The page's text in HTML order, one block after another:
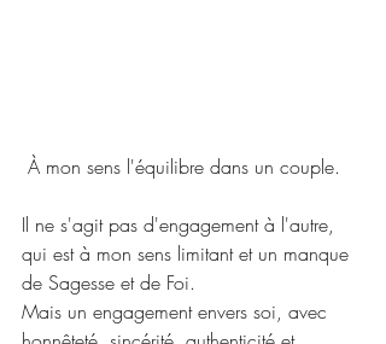
À mon sens l'équilibre dans un couple.
Il ne s'agit pas d'engagement à l'autre,
qui est à mon sens limitant et un manque
de Sagesse et de Foi.
Mais un engagement envers soi, avec